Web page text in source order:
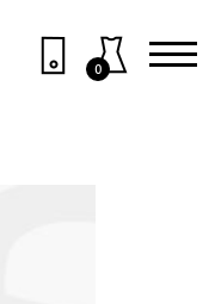
0